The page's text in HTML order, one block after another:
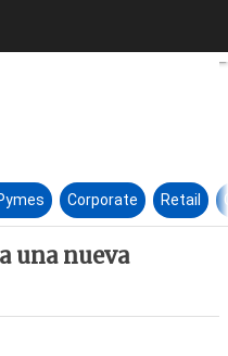
presenta una
Corporate Retail
una nueva